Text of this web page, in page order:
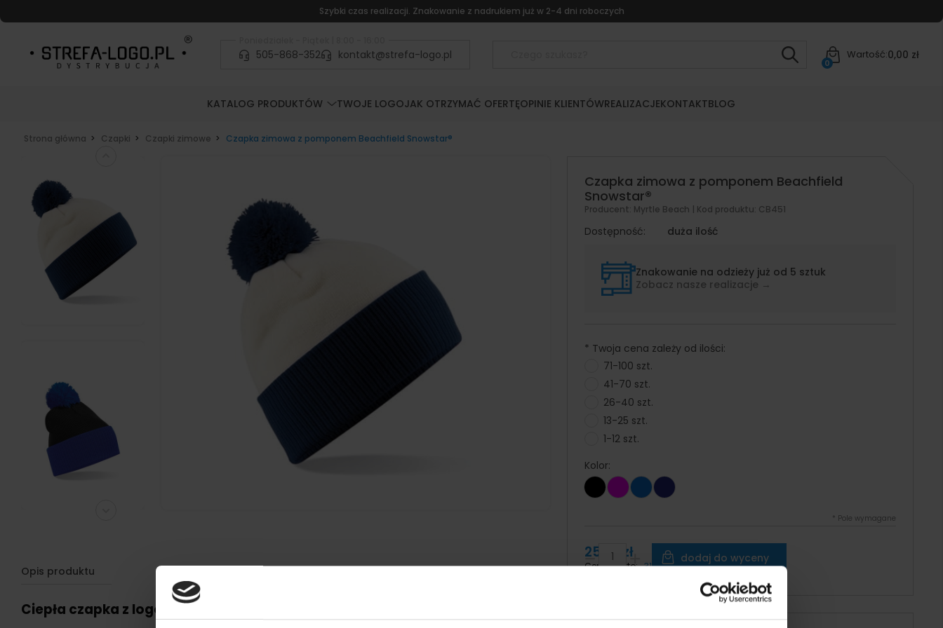
Szybki czas realizacji. Znakowanie z nadrukiem już w 2-4 dni roboczych
505-868-352 kontakt@strefa-logo.pl Wartość:0,00 zł
0
KATALOG PRODUKTÓW TWOJE LOGOJAK OTRZYMAĆ OFERTĘOPINIE KLIENTÓWREALIZACJEKONTAKTBLOG
Strona główna Czapki Czapki zimowe Czapka zimowa z pomponem Beachfield Snowstar®
Opis produktu
Ciepła czapka z logo
Czapka zimowa z pomponem Beachfield
Snowstar®
Producent: Myrtle Beach | Kod produktu: CB451
Dostępność: duża ilość
Znakowanie na odzieży już od 5 sztuk
Zobacz nasze realizacje →
* Twoja cena zależy od ilości:
71-100 szt.
41-70 szt.
26-40 szt.
13-25 szt.
1-12 szt.
Kolor:
Pole wymagane
25,41 zł
Cena brutto: 31,25 zł
dodaj do wyceny